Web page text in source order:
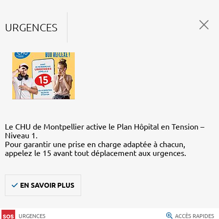
URGENCES
Le CHU de Montpellier active le Plan Hôpital en Tension –
Niveau 1.
Pour garantir une prise en charge adaptée à chacun,
appelez le 15 avant tout déplacement aux urgences.
EN SAVOIR PLUS
URGENCES ACCÈS RAPIDES